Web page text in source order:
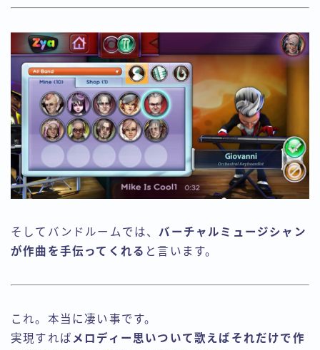
そしてバンドルームでは、 バーチャルミュージシャン
が作曲を手伝ってくれる と言います。
これ。本当に凄い事です。
実現すれば メロディー思いついて歌えばそれだけで作